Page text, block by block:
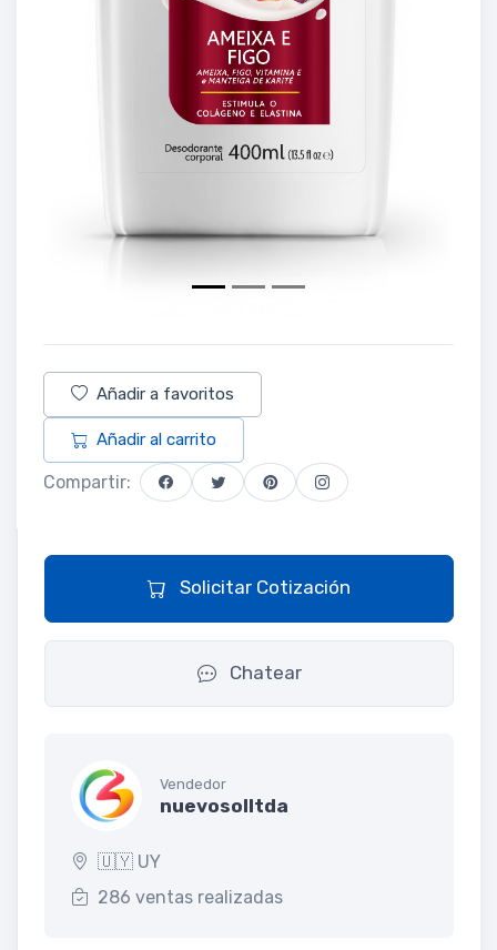
Añadir a favoritos
Añadir al carrito
Compartir:
Solicitar Cotización
Chatear
Vendedor
nuevosolltda
🇺🇾 UY
286 ventas realizadas